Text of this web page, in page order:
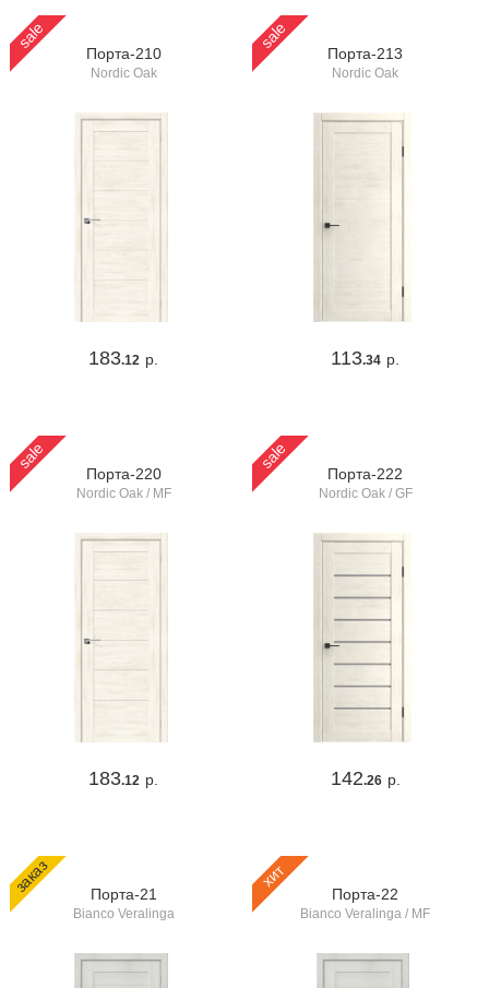
sale
Порта-210
Nordic Oak
183.12 р.
sale
Порта-213
Nordic Oak
113.34 р.
sale
Порта-220
Nordic Oak / MF
183.12 р.
sale
Порта-222
Nordic Oak / GF
142.26 р.
заказ Порта-21
Bianco Veralinga
хит
Порта-22
Bianco Veralinga / MF